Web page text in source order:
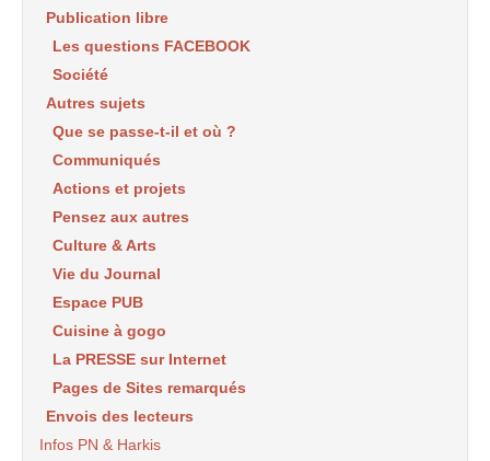
Publication libre
Les questions FACEBOOK
Société
Autres sujets
Que se passe-t-il et où ?
Communiqués
Actions et projets
Pensez aux autres
Culture & Arts
Vie du Journal
Espace PUB
Cuisine à gogo
La PRESSE sur Internet
Pages de Sites remarqués
Envois des lecteurs
Infos PN & Harkis